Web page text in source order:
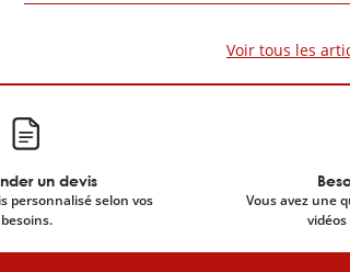
Voir tous les
un devis
personnalisé selon vos
besoins.
Vous avez une